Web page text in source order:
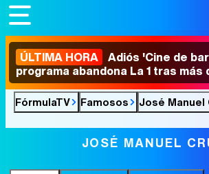
ÚLTIMA HORA Adiós 'Cine de
programa abandona La 1 tras más
FórmulaTV Famosos José Manuel
JOSÉ MANUEL